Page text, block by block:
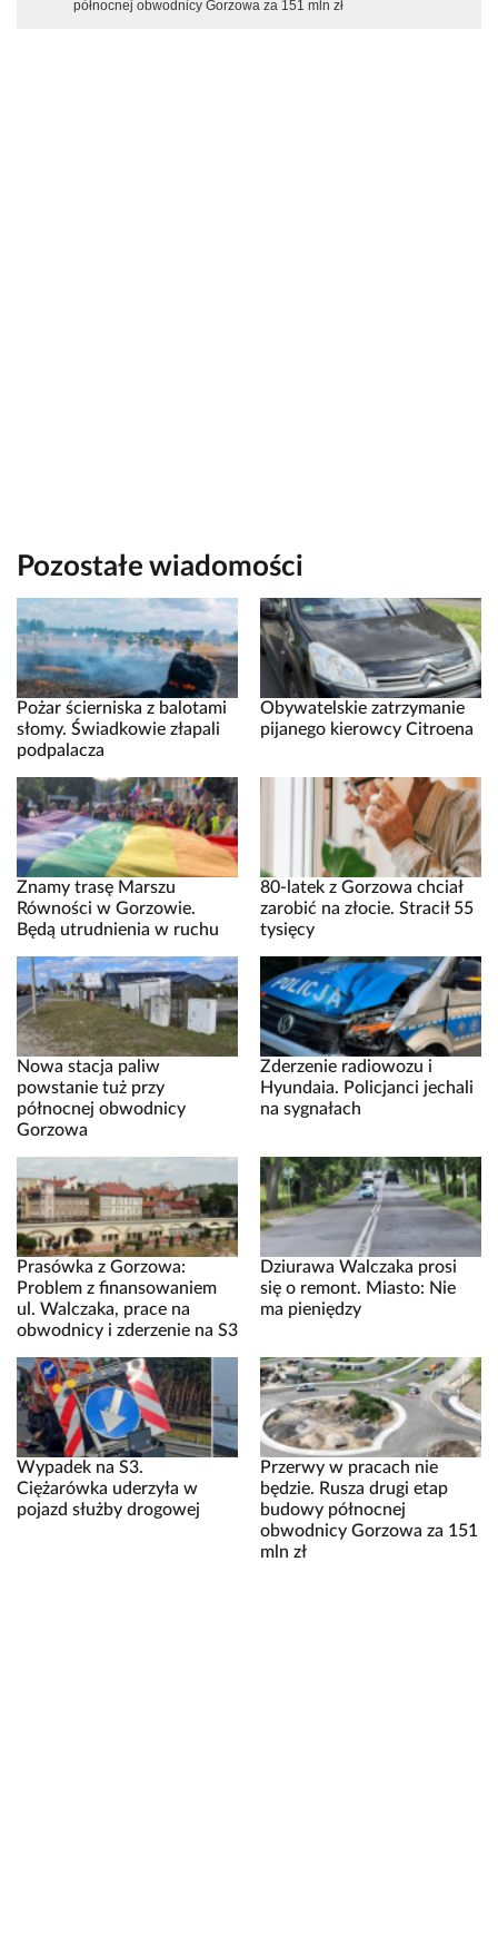
północnej obwodnicy Gorzowa za 151 mln zł
Pozostałe wiadomości
Pożar ścierniska z balotami
słomy. Świadkowie złapali
podpalacza
Obywatelskie zatrzymanie
pijanego kierowcy Citroena
Znamy trasę Marszu
Równości w Gorzowie.
Będą utrudnienia w ruchu
80-latek z Gorzowa chciał
zarobić na złocie. Stracił 55
tysięcy
Nowa stacja paliw
powstanie tuż przy
północnej obwodnicy
Gorzowa
Zderzenie radiowozu i
Hyundaia. Policjanci jechali
na sygnałach
Prasówka z Gorzowa:
Problem z finansowaniem
ul. Walczaka, prace na
obwodnicy i zderzenie na S3
Dziurawa Walczaka prosi
się o remont. Miasto: Nie
ma pieniędzy
Wypadek na S3.
Ciężarówka uderzyła w
pojazd służby drogowej
Przerwy w pracach nie
będzie. Rusza drugi etap
budowy północnej
obwodnicy Gorzowa za 151
mln zł